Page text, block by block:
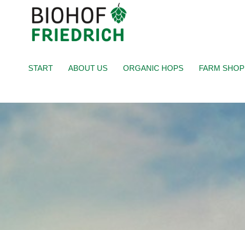
START ABOUT US ORGANIC HOPS FARM SHOP